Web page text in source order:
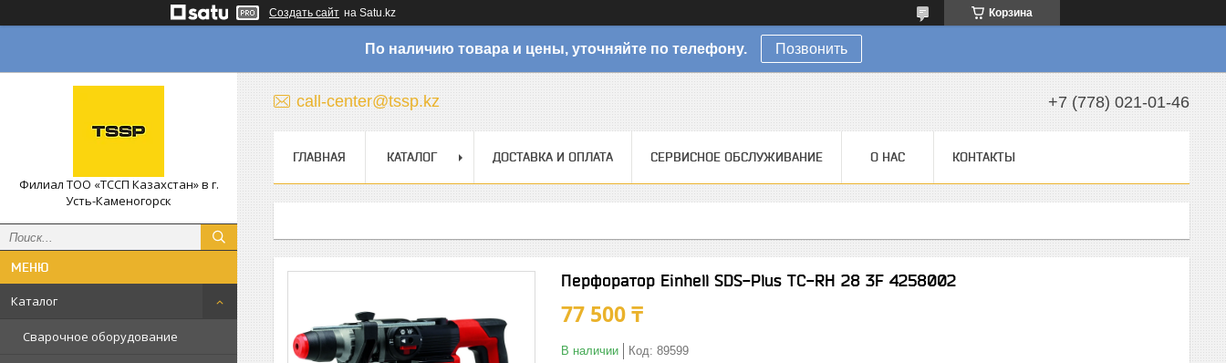
Создать сайт на Satu.kz Корзина
По наличию товара и цены, уточняйте по телефону. Позвонить
Филиал ТОО «ТССП Казахстан» в г.
Усть-Каменогорск
Каталог
Сварочное оборудование
call-center@tssp.kz +7 (778) 021-01-46
ГЛАВНАЯ КАТАЛОГ ДОСТАВКА И ОПЛАТА СЕРВИСНОЕ ОБСЛУЖИВАНИЕ О НАС КОНТАКТЫ
Перфоратор Einhell SDS-Plus TC-RH 28 3F 4258002
77 500 ₸
В наличии Код: 89599